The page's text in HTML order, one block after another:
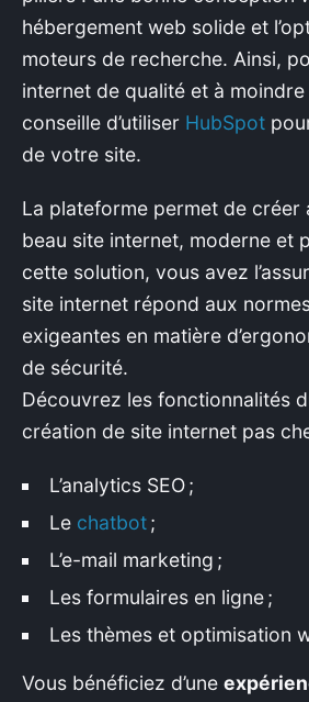
hébergement web solide et
moteurs de recherche. Ainsi,
internet de qualité et à
conseille d’utiliser HubSpot
de votre site.
La plateforme permet de créer
beau site internet, moderne et
cette solution, vous avez
site internet répond aux
exigeantes en matière
de sécurité.
Découvrez les fonctionnalités
création de site internet pas
L’analytics SEO ;
Le chatbot;
L’e-mail marketing ;
Les formulaires en ligne ;
Les thèmes et optimisation
Vous bénéficiez d’une